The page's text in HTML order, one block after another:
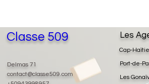
Classe 509
Delmas 71
contact@classe509.com
Les
Cap-
Port-de-
Les